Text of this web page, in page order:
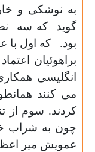
به نوشکی و
گوید که سه
بود. که اول با
براهوئیان
انگلیسی
می کنند
کردند. سوم از
چون به شراب
عمویش میر